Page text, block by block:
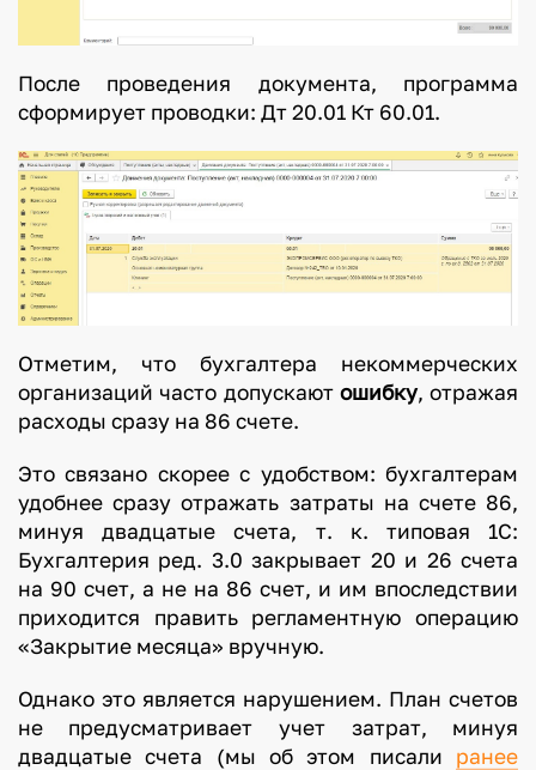
После проведения документа, программа
сформирует проводки: Дт 20.01 Кт 60.01.
Отметим, что бухгалтера некоммерческих
организаций часто допускают ошибку, отражая
расходы сразу на 86 счете.
Это связано скорее с удобством: бухгалтерам
удобнее сразу отражать затраты на счете 86,
минуя двадцатые счета, т. к. типовая 1С:
Бухгалтерия ред. 3.0 закрывает 20 и 26 счета
на 90 счет, а не на 86 счет, и им впоследствии
приходится править регламентную операцию
«Закрытие месяца» вручную.
Однако это является нарушением. План счетов
не предусматривает учет затрат, минуя
двадцатые счета (мы об этом писали ранее